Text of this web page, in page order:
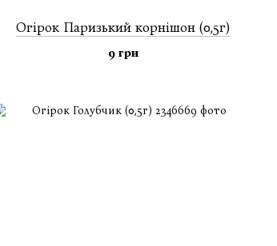
Огiрок Паризький корнiшон (0,5г)
9 грн